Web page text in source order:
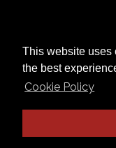
This website uses
the best
Cookie Policy
Privacy Policy©